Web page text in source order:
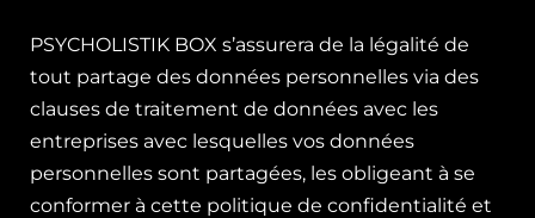
PSYCHOLISTIK BOX s’assurera de la légalité de
tout partage des données personnelles via des
clauses de traitement de données avec les
entreprises avec lesquelles vos données
personnelles sont partagées, les obligeant à se
conformer à cette politique de confidentialité et